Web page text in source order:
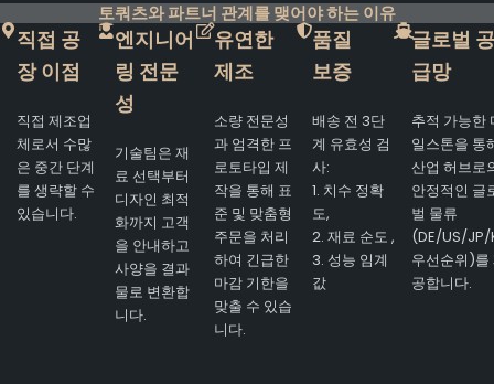
토쿼츠와 파트너 관계를 맺어야 하는 이유
직접 공
장 이점
직접 제조업
체로서 수많
은 중간 단계
를 생략할 수
있습니다.
엔지니어
링 전문
성
기술팀은 재
료 선택부터
디자인 최적
화까지 고객
을 안내하고
사양을 결과
물로 변환합
니다.
유연한
제조
소량 전문성
과 엄격한 프
로토타입 제
작을 통해 표
준 및 맞춤형
주문을 처리
하여 긴급한
마감 기한을
맞출 수 있습
니다.
품질
보증
배송 전 3단
계 유효성 검
사:
1. 치수 정확
도,
2. 재료 순도 ,
3. 성능 임계
값
글로벌 공
급망
추적 가능한
일스톤을 통
산업 허브로
안정적인 글
벌 물류
(DE/US/JP/
우선순위)를
공합니다.